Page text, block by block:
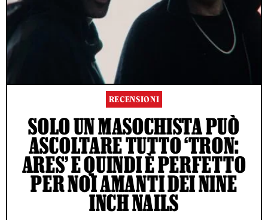
RECENSIONI
SOLO UN MASOCHISTA PUÒ
ASCOLTARE TUTTO ‘TRON:
ARES’ E QUINDI È PERFETTO
PER NOI AMANTI DEI NINE
INCH NAILS